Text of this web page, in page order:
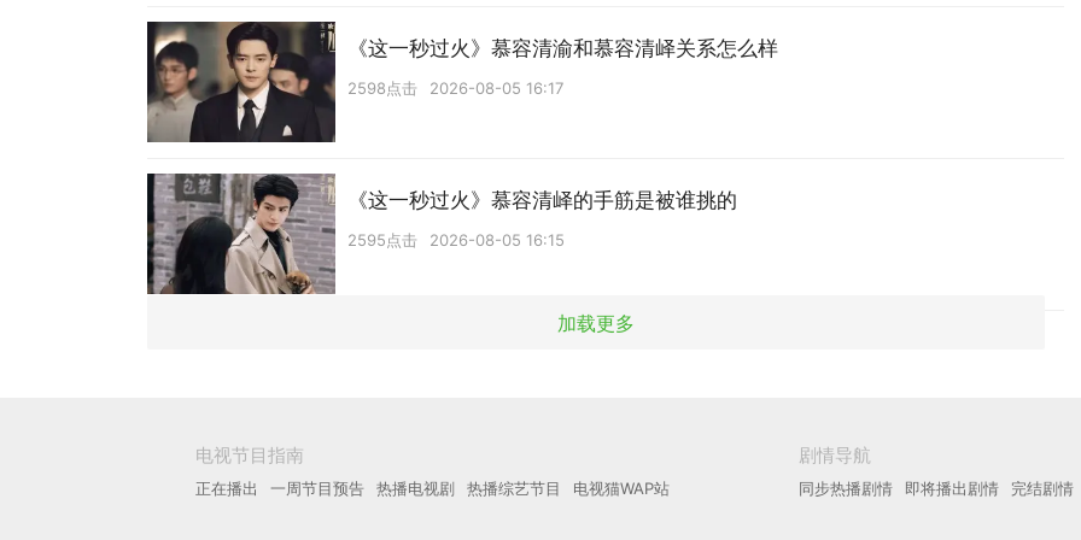
《这一秒过火》慕容清渝和慕容清峄关系怎么样
2598点击 2026-08-05 16:17
《这一秒过火》慕容清峄的手筋是被谁挑的
2595点击 2026-08-05 16:15
加载更多
电视节目指南
正在播出 一周节目预告 热播电视剧 热播综艺节目 电视猫WAP站
剧情导航
同步热播剧情 即将播出剧情 完结剧情